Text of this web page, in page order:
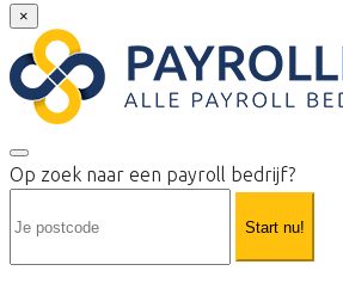
×
Op zoek naar een payroll bedrijf?
Start nu!